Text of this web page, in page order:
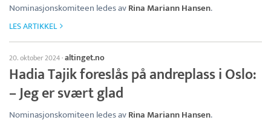
Nominasjonskomiteen ledes avRina Mariann Hansen.
LES ARTIKKEL
20. oktober 2024·altinget.no
Hadia Tajik foreslås på andreplass i Oslo:
– Jeg er svært glad
Nominasjonskomiteen ledes avRina Mariann Hansen.